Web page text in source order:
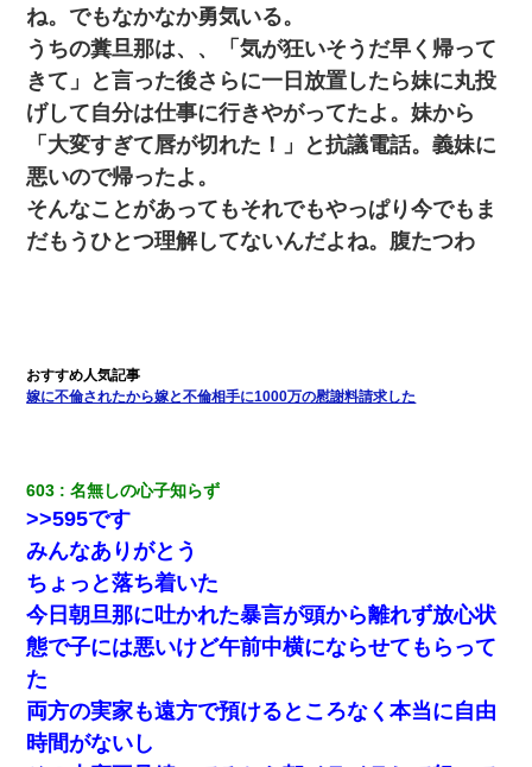
い？」
義兄嫁「娘が大学に入ったら下宿させて」私「しつこい、学校斡
旋のアパートに行け」→ 旦那が義兄に通報したら「志望校を変え
ろ！」とキレて・・・
【衝撃】婚約者「兄と結婚はするけど嫁入りするわけじゃない。
お互い干渉はしないようにしましょう」→ その後に結納金の話を
したので、母が・・・
体中に赤い蕁麻疹みたいなのができて、皮膚科にいったら「ジベ
ル薔薇色ひこう疹」という症状だと言われた
（あまりにも希望通り）
デパートの外商『私さんだと名乗る女が、ツケで宝石を買おうと
していて…』私「！？」→ 翌日。ママ友たちの様子が微妙におか
しくなり・・・
嘘をついてフリン旅行へ出かけた嫁→翌日、嫁「ただいま～」旦
那「娘がシんだよ。何度も連絡したのに…」嫁「えっ」→なん
と・・・
私が遺産を相続。→それを知った義両親が「旅行代金を出せ！」
「リフォーム費用を負担しろ！」「金の管理は私達がする！」と
ね。でもなかなか勇気いる。
うちの糞旦那は、、「気が狂いそうだ早く帰って
きて」と言った後さらに一日放置したら妹に丸投
げして自分は仕事に行きやがってたよ。妹から
「大変すぎて唇が切れた！」と抗議電話。義妹に
悪いので帰ったよ。
そんなことがあってもそれでもやっぱり今でもま
だもうひとつ理解してないんだよね。腹たつわ
嫁に不倫されたから嫁と不倫相手に1000万の慰謝料請求した
603 名無しの心子知らず
>>595です
みんなありがとう
ちょっと落ち着いた
今日朝旦那に吐かれた暴言が頭から離れず放心状
態で子には悪いけど午前中横にならせてもらって
た
両方の実家も遠方で預けるところなく本当に自由
時間がないし